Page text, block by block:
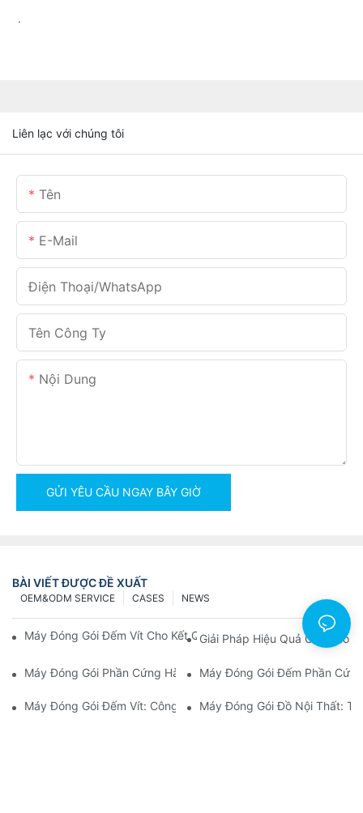
.
Liên lạc với chúng tôi
Tên
E-Mail
Điện Thoại/WhatsApp
Tên Công Ty
Nội Dung
GỬI YÊU CẦU NGAY BÂY GIỜ
BÀI VIẾT ĐƯỢC ĐỀ XUẤT
NEWS
CASES
OEM&ODM SERVICE
Máy Đóng Gói Đếm Vít Cho Kết Quả Nhanh Chóng Và Đáng Tin
Giải Pháp Hiệu Quả Cho Bao
Máy Đóng Gói Phần Cứng Hàng Đầu Để Kiểm Soát Chất Lượng
Máy Đóng Gói Đếm Phần
Máy Đóng Gói Đếm Vít: Công Cụ Tối Ưu Cho Việc Đóng Gói
Máy Đóng Gói Đồ Nội Thất: